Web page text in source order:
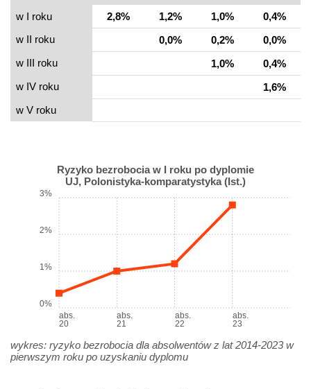
w I roku
2,8% 1,2% 1,0%
0,4%
w II roku
0,0% 0,2%
0,0%
w III roku
1,0%
0,4%
w IV roku
1,6%
w V roku
Ryzyko bezrobocia w I roku po dyplomie
UJ, Polonistyka-komparatystyka (Ist.)
abs.
20
abs.
21
abs.
22
abs.
23
0%
1%
2%
3%
wykres: ryzyko bezrobocia dla absolwentów z lat 2014-2023 w
pierwszym roku po uzyskaniu dyplomu